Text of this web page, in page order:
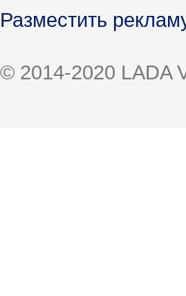
Разместить
© 2014-2020 LADA